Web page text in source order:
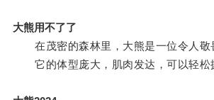
大熊用不了了
在茂密的森林里，大熊是一位令人敬
它的体型庞大，肌肉发达，可以轻松